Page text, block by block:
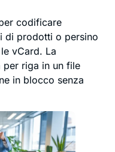
codificare
di prodotti o persino
vCard. La
per riga in un file
in blocco senza